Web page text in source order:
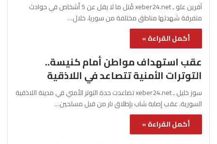
آفرين علو ـ xeber24.net قُتل ما لا يقل عن 5 أشخاص في حوادث
متفرقة شهدتها مناطق مختلفة من سوريا، خلال…
أكمل القراءة »
عقب استهداف مواطن أمام كنيسة..
التوترات الأمنية تتصاعد في اللاذقية
سوز خليل ـ xeber24.net تصاعدت حدة التوتر الأمني في مدينة اللاذقية
السورية، عقب إصابة شاب بإطلاق نار من قبل مسلحين…
أكمل القراءة »